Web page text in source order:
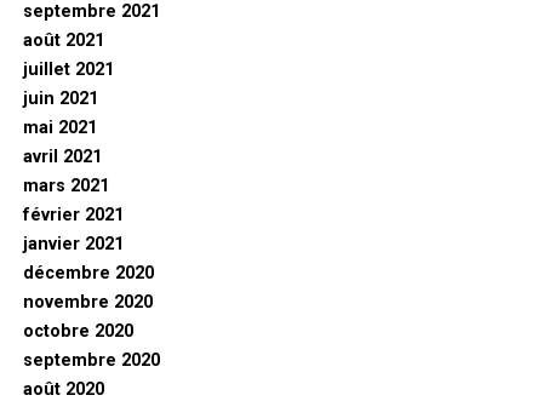
septembre 2021
août 2021
juillet 2021
juin 2021
mai 2021
avril 2021
mars 2021
février 2021
janvier 2021
décembre 2020
novembre 2020
octobre 2020
septembre 2020
août 2020